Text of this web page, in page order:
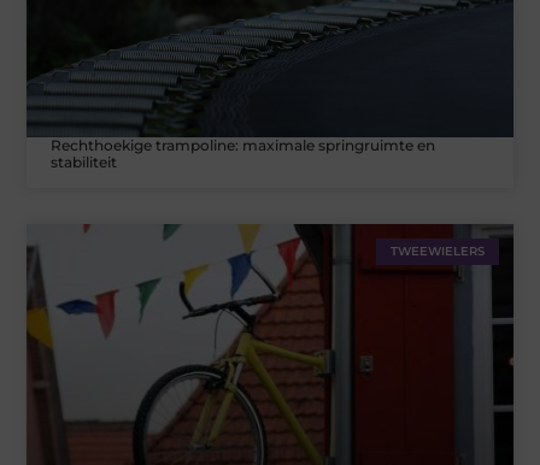
Rechthoekige trampoline: maximale springruimte en
stabiliteit
TWEEWIELERS